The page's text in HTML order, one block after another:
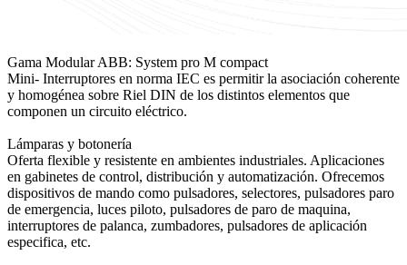
Gama Modular ABB: System pro M compact
Mini- Interruptores en norma IEC es permitir la asociación coherente
y homogénea sobre Riel DIN de los distintos elementos que
componen un circuito eléctrico.
Lámparas y botonería
Oferta flexible y resistente en ambientes industriales. Aplicaciones
en gabinetes de control, distribución y automatización. Ofrecemos
dispositivos de mando como pulsadores, selectores, pulsadores paro
de emergencia, luces piloto, pulsadores de paro de maquina,
interruptores de palanca, zumbadores, pulsadores de aplicación
especifica, etc.